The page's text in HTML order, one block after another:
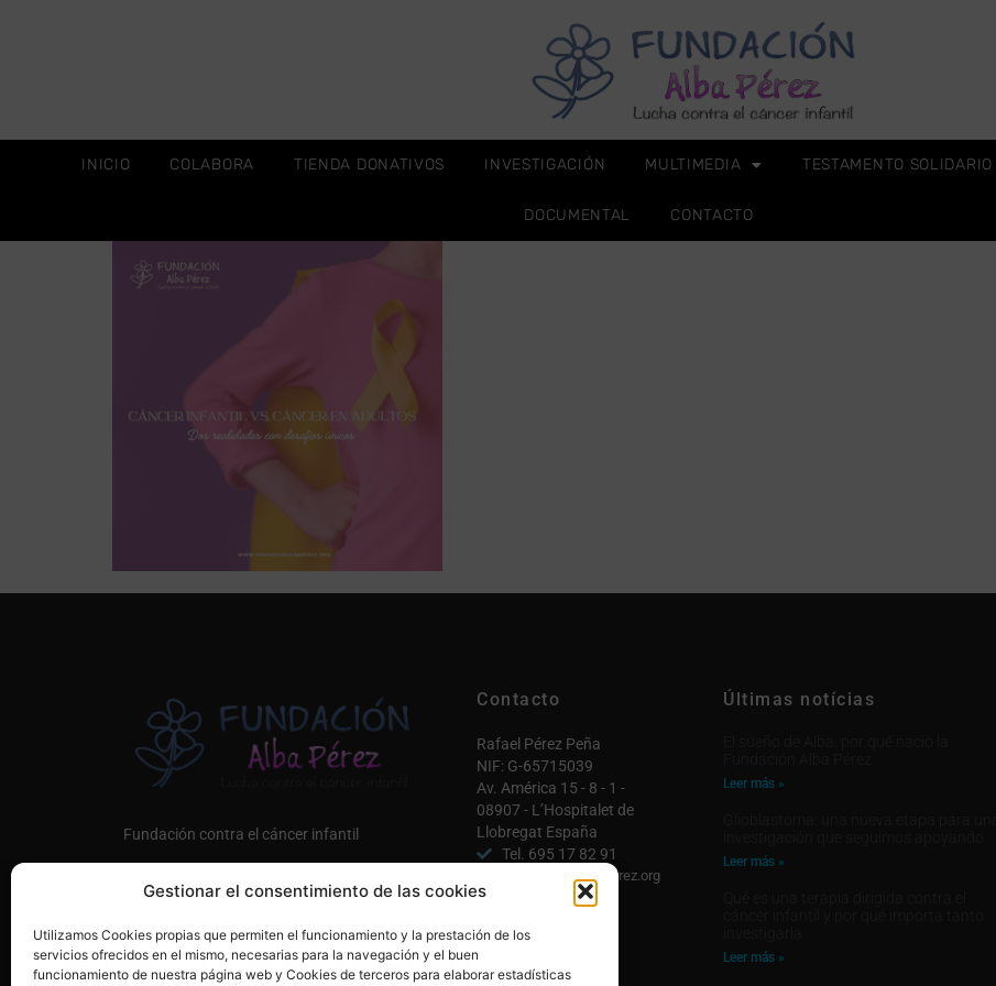
Gestionar el consentimiento de las cookies
Utilizamos Cookies propias que permiten el funcionamiento y la prestación de los
servicios ofrecidos en el mismo, necesarias para la navegación y el buen
funcionamiento de nuestra página web y Cookies de terceros para elaborar estadísticas
INICIO COLABORA TIENDA DONATIVOS INVESTIGACIÓN MULTIMEDIA TESTAMENTO SOLIDARIO
DOCUMENTAL CONTACTO
Fundación contra el cáncer infantil
Contacto
Rafael Pérez Peña
NIF: G-65715039
Av. América 15 - 8 - 1 -
08907 - L’Hospitalet de
Llobregat España
Tel. 695 17 82 91
info@fundacionalbaperez.org
Contactar
Mi cuenta
Últimas notícias
Leer más »
Leer más »
Leer más »